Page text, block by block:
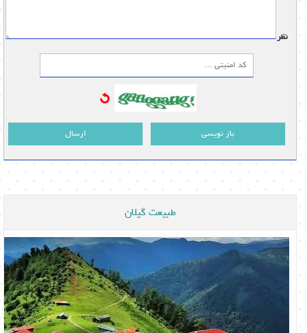
نظر:
ارسال باز نویسی
طبیعت گیلان